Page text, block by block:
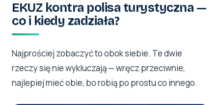
EKUZ kontra polisa turystyczna —
co i kiedy zadziała?
Najprościej zobaczyć to obok siebie. Te dwie
rzeczy się nie wykluczają — wręcz przeciwnie,
najlepiej mieć obie, bo robią po prostu co innego.